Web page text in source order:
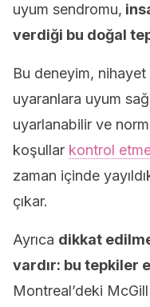
uyum sendromu,
verdiği bu doğal
Bu deneyim,
uyaranlara uyum
uyarlanabilir ve
koşullar kontrol
zaman içinde
çıkar.
Ayrıca dikkat
vardır: bu tepkiler
Montreal’deki